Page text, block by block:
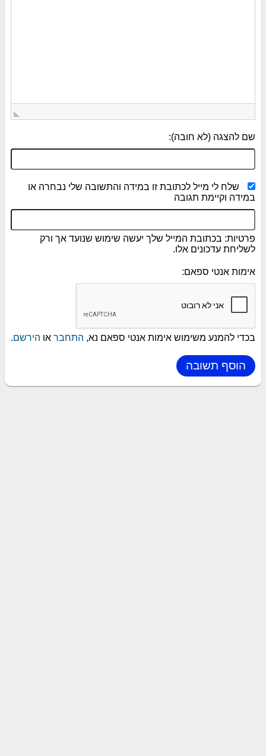
שם להצגה (לא חובה):
שלח לי מייל לכתובת זו במידה והתשובה שלי נבחרה או
במידה וקיימת תגובה
פרטיות: בכתובת המייל שלך יעשה שימוש שנועד אך ורק
לשליחת עדכונים אלו.
אימות אנטי ספאם:
בכדי להמנע משימוש אימות אנטי ספאם נא, התחבר או הירשם.